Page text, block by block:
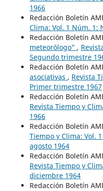
1966
Redacción Boletín
Clima: Vol. 1 Núm. 1:
Redacción Boletín
meteorólogo" ,
Segundo trimestre
Redacción Boletín
asociativas , Revista
Primer trimestre 1967
Redacción Boletín
Revista Tiempo y
1966
Redacción Boletín
Tiempo y Clima: Vol.
agosto 1964
Redacción Boletín
Revista Tiempo y
diciembre 1964
Redacción Boletín